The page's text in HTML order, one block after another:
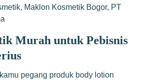
, Maklon Kosmetik Bogor, PT
Murah untuk Pebisnis
pegang produk body lotion